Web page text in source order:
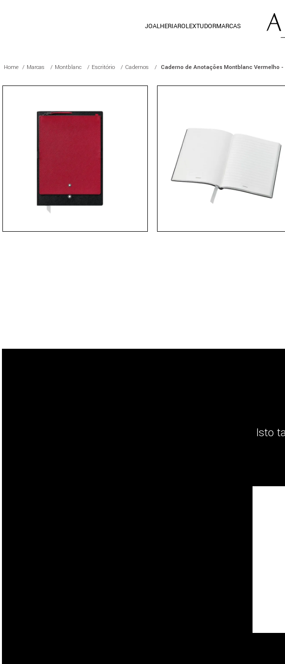
JOALHERIAROLEXTUDORMARCAS
Marcas Montblanc Escritório Cadernos Caderno de Anotações Montblanc Vermelho -
Isto